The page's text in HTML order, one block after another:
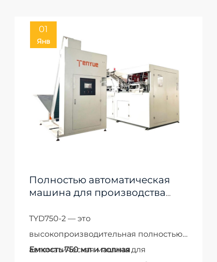
01
Янв
Полностью автоматическая
машина для производства
2
TYD750-2 — это
высокопроизводительная полностью
автоматическая машина для
Емкость 750 мл и полная